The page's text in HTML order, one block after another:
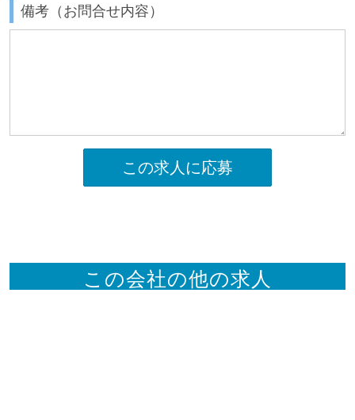
備考（お問合せ内容）
この求人に応募
この会社の他の求人